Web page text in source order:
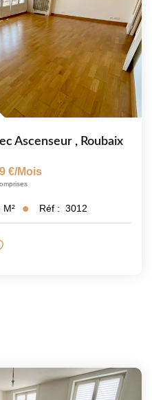
Ascenseur , Roubaix
€/mois
M² Réf : 3012